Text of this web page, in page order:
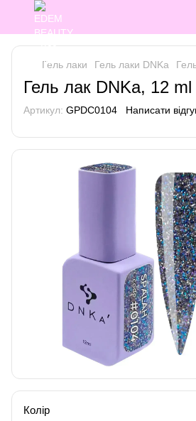
Гель лаки Гель лаки DNKa
Гель лак DNKa, 12
Артикул: GPDC0104 Написати
Колір